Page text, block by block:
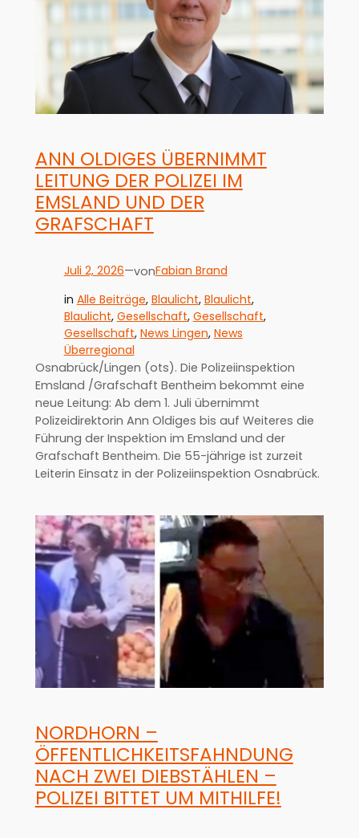
ANN OLDIGES ÜBERNIMMT
LEITUNG DER POLIZEI IM
EMSLAND UND DER
GRAFSCHAFT
Juli 2, 2026—vonFabian Brand
in Alle Beiträge, Blaulicht, Blaulicht,
Blaulicht, Gesellschaft, Gesellschaft,
Gesellschaft, News Lingen, News
Überregional
Osnabrück/Lingen (ots). Die Polizeiinspektion
Emsland /Grafschaft Bentheim bekommt eine
neue Leitung: Ab dem 1. Juli übernimmt
Polizeidirektorin Ann Oldiges bis auf Weiteres die
Führung der Inspektion im Emsland und der
Grafschaft Bentheim. Die 55-jährige ist zurzeit
Leiterin Einsatz in der Polizeiinspektion Osnabrück.
NORDHORN –
ÖFFENTLICHKEITSFAHNDUNG
NACH ZWEI DIEBSTÄHLEN –
POLIZEI BITTET UM MITHILFE!